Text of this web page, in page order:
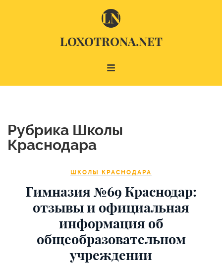
LOXOTRONA.NET
Рубрика Школы
Краснодара
ШКОЛЫ КРАСНОДАРА
Гимназия №69 Краснодар:
отзывы и официальная
информация об
общеобразовательном
учреждении